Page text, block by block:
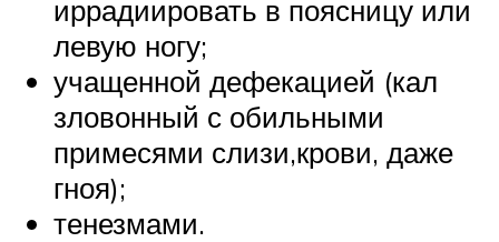
иррадиировать в поясницу или
левую ногу;
учащенной дефекацией (кал
зловонный с обильными
примесями слизи,крови, даже
гноя);
тенезмами.